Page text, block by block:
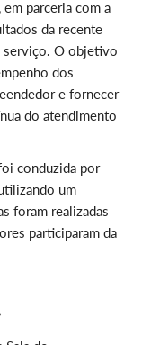
parceria com a
da recente
serviço. O objetivo
dos
e fornecer
do atendimento
conduzida por
um
foram realizadas
participaram da